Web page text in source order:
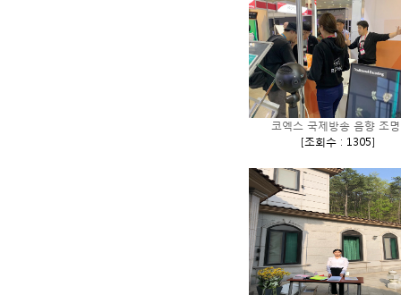
코엑스 국제방송 음향 조명
[조회수 : 1305]